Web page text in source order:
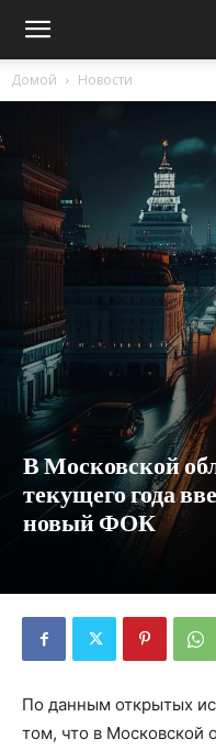
Домой Новости
В Московской
текущего года
новый ФОК
По данным открытых
том, что в Московской